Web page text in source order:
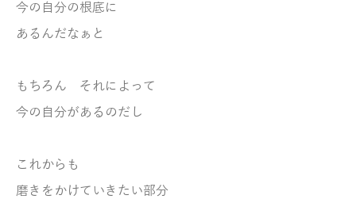
今の自分の根底に
あるんだなぁと
もちろん それによって
今の自分があるのだし
これからも
磨きをかけていきたい部分